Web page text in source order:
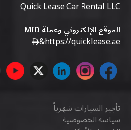
Quick Lease Car Rental LLC
الموقع الإلكتروني وعملة MID
https://quicklease.ae
&
تأجير السيارات شهرياً
سياسة الخصوصية